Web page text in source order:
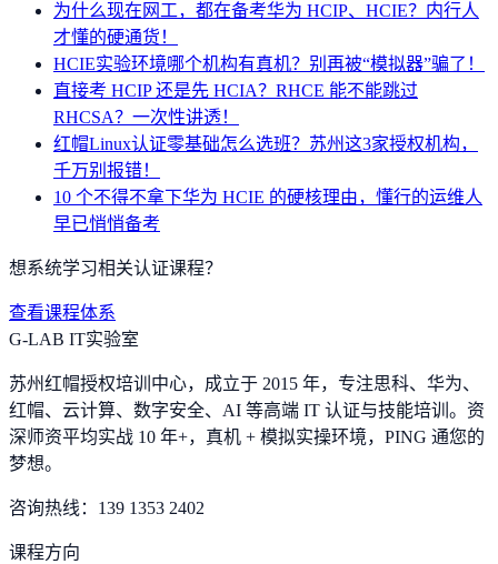
为什么现在网工，都在备考华为 HCIP、HCIE？内行人
才懂的硬通货！
HCIE实验环境哪个机构有真机？别再被“模拟器”骗了！
直接考 HCIP 还是先 HCIA？RHCE 能不能跳过
RHCSA？一次性讲透！
红帽Linux认证零基础怎么选班？苏州这3家授权机构，
千万别报错！
10 个不得不拿下华为 HCIE 的硬核理由，懂行的运维人
早已悄悄备考
想系统学习相关认证课程？
查看课程体系
G-LAB IT实验室
苏州红帽授权培训中心，成立于 2015 年，专注思科、华为、
红帽、云计算、数字安全、AI 等高端 IT 认证与技能培训。资
深师资平均实战 10 年+，真机 + 模拟实操环境， PING 通您的
梦想。
咨询热线： 139 1353 2402
课程方向